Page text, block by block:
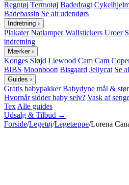
Regntøj Termotøj Badedragt
Badebassin Se alt udendørs
Indretning ›
Plakater Natlamper Wallstickers Uroer
indretning
Mærker ›
Konges Sløjd Liewood Cam Cam
BIBS Moonboon Bisgaard Jellycat Se
Guides ›
Gratis babypakker Babydyne mål &
Hvornår sidder baby selv? Vask af
Tex Alle guides
Udsalg & Tilbud →
Forside/Legetøj/Legetæppe/Lorena